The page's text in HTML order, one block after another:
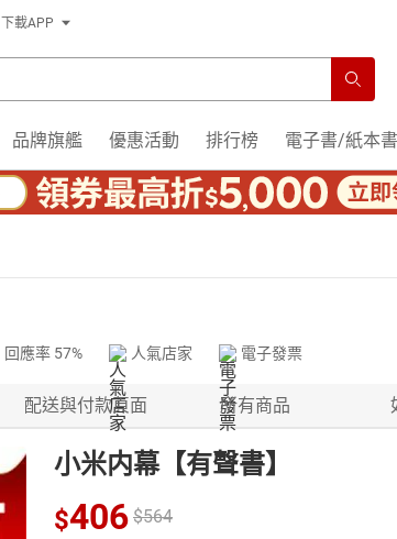
下載APP
品牌旗艦 優惠活動 排行榜 電子書/紙本書
回應率 57% 人氣店家 電子發票
配送與付款頁面 所有商品
小米内幕【有聲書】
$406 $564